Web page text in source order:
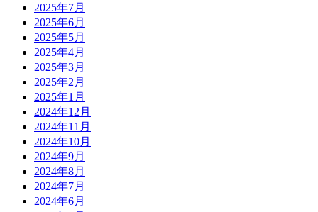
2025年7月
2025年6月
2025年5月
2025年4月
2025年3月
2025年2月
2025年1月
2024年12月
2024年11月
2024年10月
2024年9月
2024年8月
2024年7月
2024年6月